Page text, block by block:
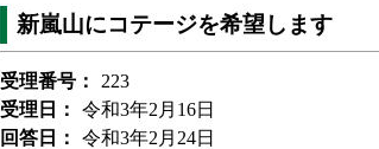
新嵐山にコテージを希望します
受理番号：
223
受理日：
令和3年2月16日
回答日：
令和3年2月24日